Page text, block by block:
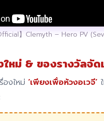
】Clemyth – Hero PV
ใหม่ & ของรางวัลจัด
องใหม่ ‘เพียงเพื่อห้วงอเวจี’